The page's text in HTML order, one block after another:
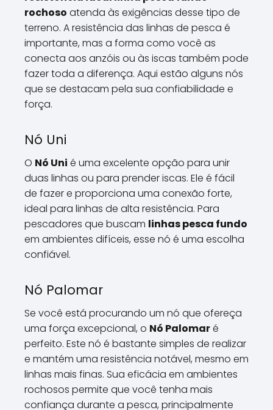
rochoso atenda às exigências desse tipo de
terreno. A resistência das linhas de pesca é
importante, mas a forma como você as
conecta aos anzóis ou às iscas também pode
fazer toda a diferença. Aqui estão alguns nós
que se destacam pela sua confiabilidade e
força.
Nó Uni
O Nó Uni é uma excelente opção para unir
duas linhas ou para prender iscas. Ele é fácil
de fazer e proporciona uma conexão forte,
ideal para linhas de alta resistência. Para
pescadores que buscam linhas pesca fundo
em ambientes difíceis, esse nó é uma escolha
confiável.
Nó Palomar
Se você está procurando um nó que ofereça
uma força excepcional, o Nó Palomaré
perfeito. Este nó é bastante simples de realizar
e mantém uma resistência notável, mesmo em
linhas mais finas. Sua eficácia em ambientes
rochosos permite que você tenha mais
confiança durante a pesca, principalmente